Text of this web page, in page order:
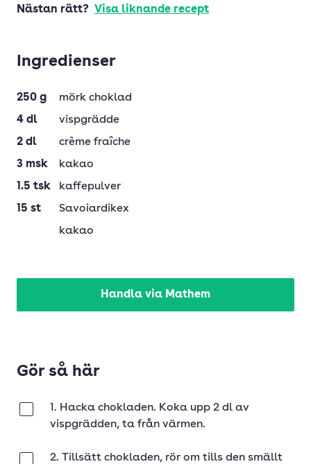
Nästan rätt? Visa liknande recept
Ingredienser
250 g
mörk choklad
4 dl
vispgrädde
2 dl
crème fraîche
3 msk
kakao
1.5 tsk
kaffepulver
15 st
Savoiardikex
kakao
Handla via Mathem
Gör så här
1. Hacka chokladen. Koka upp 2 dl av
vispgrädden, ta från värmen.
2. Tillsätt chokladen, rör om tills den smällt